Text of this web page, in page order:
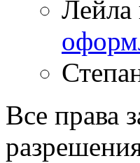
Лейла
Все права